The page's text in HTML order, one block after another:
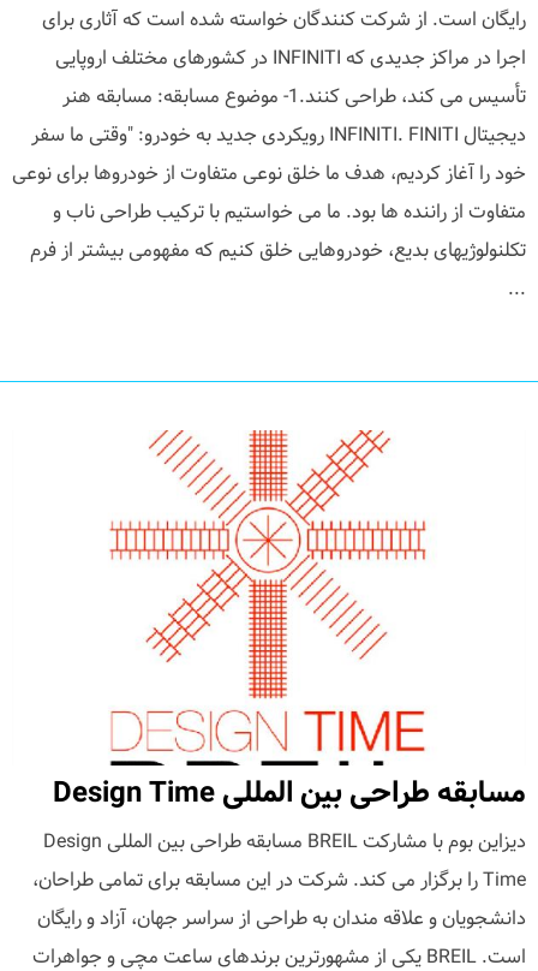
رایگان است. از شرکت کنندگان خواسته شده است که آثاری برای
اجرا در مراکز جدیدی که INFINITI در کشورهای مختلف اروپایی
تأسیس می کند، طراحی کنند.1- موضوع مسابقه: مسابقه هنر
دیجیتال INFINITI. FINITI رویکردی جدید به خودرو: "وقتی ما سفر
خود را آغاز کردیم، هدف ما خلق نوعی متفاوت از خودروها برای نوعی
متفاوت از راننده ها بود. ما می خواستیم با ترکیب طراحی ناب و
تکلنولوژیهای بدیع، خودروهایی خلق کنیم که مفهومی بیشتر از فرم
...
مسابقه طراحی بین المللی Design Time
دیزاین بوم با مشارکت BREIL مسابقه طراحی بین المللی Design
Time را برگزار می کند. شرکت در این مسابقه برای تمامی طراحان،
دانشجویان و علاقه مندان به طراحی از سراسر جهان، آزاد و رایگان
است. BREIL یکی از مشهورترین برندهای ساعت مچی و جواهرات